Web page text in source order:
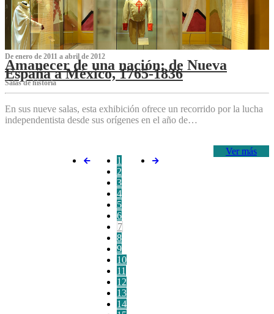
De enero de 2011 a abril de 2012
Amanecer de una nación: de Nueva
España a México, 1765-1836
Salas de historia
En sus nueve salas, esta exhibición ofrece un recorrido por la lucha
independentista desde sus orígenes en el año de…
Ver más
1
2
3
4
5
6
7
8
9
10
11
12
13
14